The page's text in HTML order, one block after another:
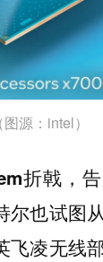
（图源：intel）
折戟，告
尔也试图
飞凌无线